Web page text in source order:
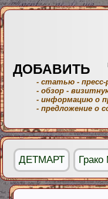
ДОБАВИТЬ
- статью - пресс-
- обзор -
- информацию о
- предложение о
ДЕТМАРТ Грако